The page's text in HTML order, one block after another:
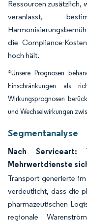
Ressourcen zusätzlich,
veranlasst,
die Compliance-
hoch hält.
*Unsere Prognosen
Einschränkungen als
Wirkungsprognosen
und Wechselwirkungen
Segmentanalyse
Nach Serviceart:
Mehrwertdienste
Transport generierte
verdeutlicht, dass die
pharmazeutischen
regionale